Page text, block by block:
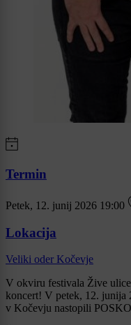
Termin
Petek, 12. junij 2026 19:00
Lokacija
Veliki oder Kočevje
V okviru festivala Žive
koncert! V petek, 12. junija
v Kočevju nastopili